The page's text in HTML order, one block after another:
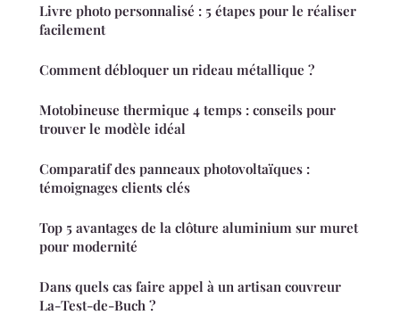
Livre photo personnalisé : 5 étapes pour le réaliser
facilement
Comment débloquer un rideau métallique ?
Motobineuse thermique 4 temps : conseils pour
trouver le modèle idéal
Comparatif des panneaux photovoltaïques :
témoignages clients clés
Top 5 avantages de la clôture aluminium sur muret
pour modernité
Dans quels cas faire appel à un artisan couvreur
La-Test-de-Buch ?